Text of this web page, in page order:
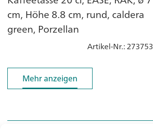
cm, Höhe 8.8 cm, rund, caldera
green, Porzellan
Artikel-Nr.: 273753
Mehr anzeigen
Mehr anzeigen